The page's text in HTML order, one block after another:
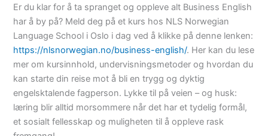
Er du klar for å ta spranget og oppleve alt Business English
har å by på? Meld deg på et kurs hos NLS Norwegian
Language School i Oslo i dag ved å klikke på denne lenken:
https://nlsnorwegian.no/business-english/. Her kan du lese
mer om kursinnhold, undervisningsmetoder og hvordan du
kan starte din reise mot å bli en trygg og dyktig
engelsktalende fagperson. Lykke til på veien – og husk:
læring blir alltid morsommere når det har et tydelig formål,
et sosialt fellesskap og muligheten til å oppleve rask